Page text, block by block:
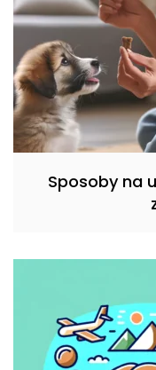
Sposoby na